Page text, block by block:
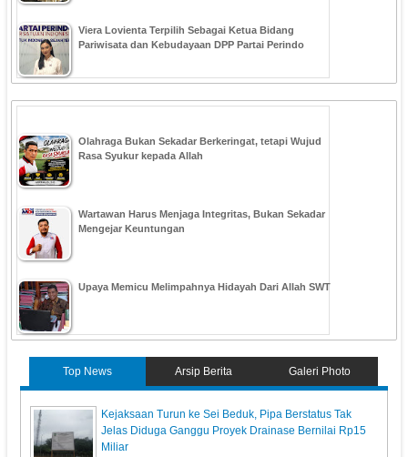
Viera Lovienta Terpilih Sebagai Ketua Bidang
Pariwisata dan Kebudayaan DPP Partai Perindo
Olahraga Bukan Sekadar Berkeringat, tetapi Wujud
Rasa Syukur kepada Allah
Wartawan Harus Menjaga Integritas, Bukan Sekadar
Mengejar Keuntungan
Upaya Memicu Melimpahnya Hidayah Dari Allah SWT
Top News Arsip Berita Galeri Photo
Kejaksaan Turun ke Sei Beduk, Pipa Berstatus Tak
Jelas Diduga Ganggu Proyek Drainase Bernilai Rp15
Miliar